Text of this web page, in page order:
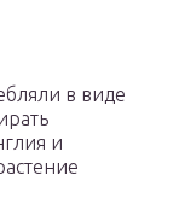
в виде
и